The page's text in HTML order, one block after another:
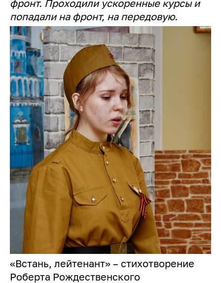
фронт. Проходили ускоренные курсы и
попадали на фронт, на передовую.
«Встань, лейтенант» – стихотворение
Роберта Рождественского